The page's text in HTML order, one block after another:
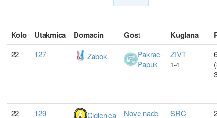
Kolo Utakmica Domacin Gost Kuglana
22 127 Zabok
Pakrac-
Papuk
ZIVT
1-4
22 129 Ciglenica Nove nade SRC